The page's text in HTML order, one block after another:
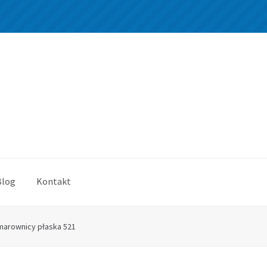
Kontakt
płaska 521